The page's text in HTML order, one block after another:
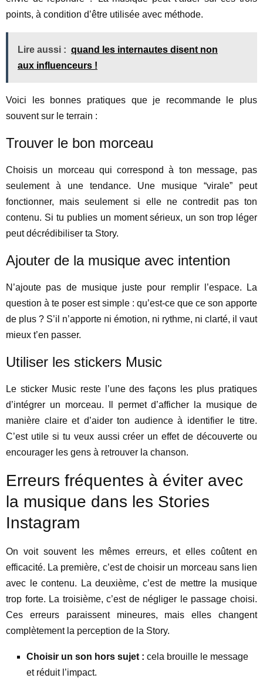
points, à condition d’être utilisée avec méthode.
Lire aussi : quand les internautes disent non
aux influenceurs !
Voici les bonnes pratiques que je recommande le plus
souvent sur le terrain :
Trouver le bon morceau
Choisis un morceau qui correspond à ton message, pas
seulement à une tendance. Une musique “virale” peut
fonctionner, mais seulement si elle ne contredit pas ton
contenu. Si tu publies un moment sérieux, un son trop léger
peut décrédibiliser ta Story.
Ajouter de la musique avec intention
N’ajoute pas de musique juste pour remplir l’espace. La
question à te poser est simple : qu’est-ce que ce son apporte
de plus ? S’il n’apporte ni émotion, ni rythme, ni clarté, il vaut
mieux t’en passer.
Utiliser les stickers Music
Le sticker Music reste l’une des façons les plus pratiques
d’intégrer un morceau. Il permet d’afficher la musique de
manière claire et d’aider ton audience à identifier le titre.
C’est utile si tu veux aussi créer un effet de découverte ou
encourager les gens à retrouver la chanson.
Erreurs fréquentes à éviter avec
la musique dans les Stories
Instagram
On voit souvent les mêmes erreurs, et elles coûtent en
efficacité. La première, c’est de choisir un morceau sans lien
avec le contenu. La deuxième, c’est de mettre la musique
trop forte. La troisième, c’est de négliger le passage choisi.
Ces erreurs paraissent mineures, mais elles changent
complètement la perception de la Story.
Choisir un son hors sujet : cela brouille le message
et réduit l’impact.